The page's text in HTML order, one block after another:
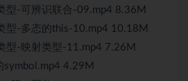
型-可辨识联合-09.mp4 8.36M
型-多态的this-10.mp4 10.18M
型-映射类型-11.mp4 7.26M
4.29M